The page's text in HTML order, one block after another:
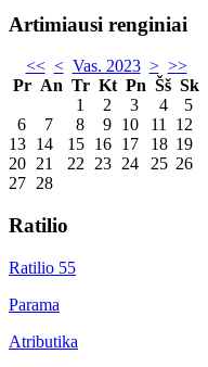
Artimiausi renginiai
<< < Vas. 2023 > >>
Pr An Tr Kt Pn Šš Sk
1
2 3 4
5
6
7 8 9 10 11 12
13 14 15 16 17 18 19
20 21 22 23 24 25 26
27 28
Ratilio
Ratilio 55
Parama
Atributika